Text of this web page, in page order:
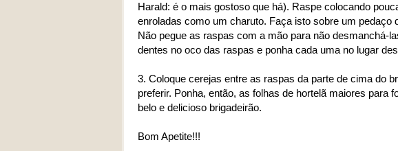
Harald: é o mais gostoso que há). Raspe colocando
enroladas como um charuto. Faça isto sobre um pedaço
Não pegue as raspas com a mão para não desmanchá-
dentes no oco das raspas e ponha cada uma no lugar
3. Coloque cerejas entre as raspas da parte de cima do
preferir. Ponha, então, as folhas de hortelã maiores
belo e delicioso brigadeirão.
Bom Apetite!!!